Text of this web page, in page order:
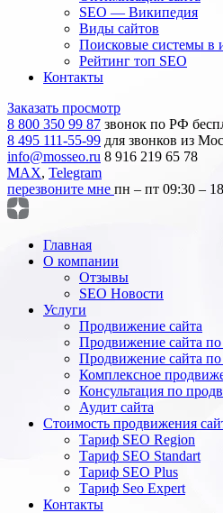
SEO — Википедия
Виды сайтов
Поисковые системы в
Рейтинг топ SEO
Контакты
Заказать просмотр
8 800 350 99 87 звонок по РФ
8 495 111-55-99 для звонков из
info@mosseo.ru 8 916 219 65 78
MAX, Telegram
перезвоните мне пн – пт 09:30 –
Главная
О компании
Отзывы
SEO Новости
Услуги
Продвижение сайта
Продвижение сайта
Продвижение сайта
Комплексное
Консультация по
Аудит сайта
Стоимость продвижения
Тариф SEO Region
Тариф SEO Standart
Тариф SEO Plus
Тариф Seo Expert
Контакты